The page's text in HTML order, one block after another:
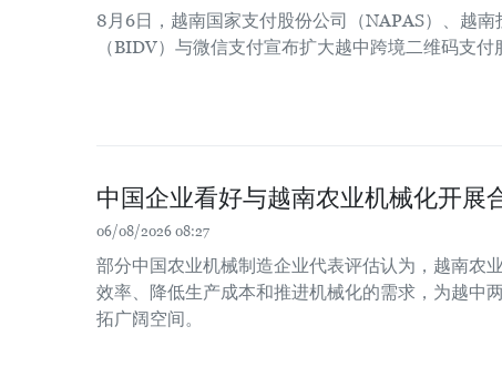
8月6日，越南国家支付股份公司（NAPAS）、越
（BIDV）与微信支付宣布扩大越中跨境二维码支付
中国企业看好与越南农业机械化开展
06/08/2026 08:27
部分中国农业机械制造企业代表评估认为，越南农
效率、降低生产成本和推进机械化的需求，为越中
拓广阔空间。